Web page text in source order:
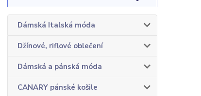
Dámská Italská móda
Džínové, riflové oblečení
Dámská a pánská móda
CANARY pánské košile